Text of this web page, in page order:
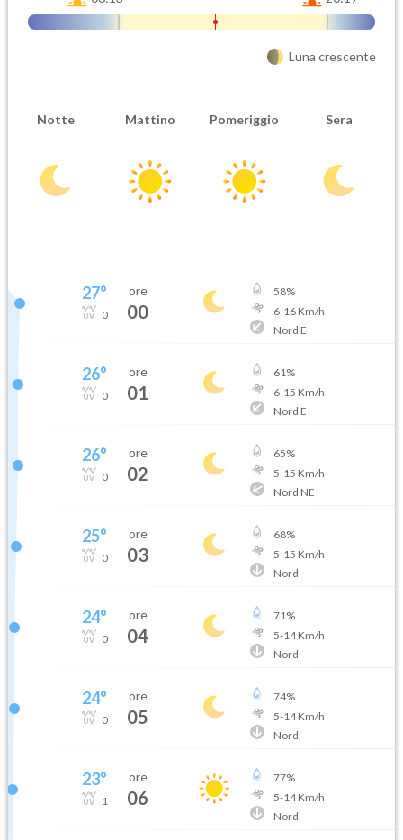
Luna crescente
Notte Mattino Pomeriggio Sera
27°
0
ore
00
58%
6-16Km/h
Nord E
26°
0
ore
01
61%
6-15 Km/h
Nord E
26°
0
ore
02
65%
5-15 Km/h
Nord NE
25°
0
ore
03
68%
5-15 Km/h
Nord
24°
0
ore
04
71%
5-14Km/h
Nord
24°
0
ore
05
74%
5-14Km/h
Nord
23°
1
ore
06
77%
5-14Km/h
Nord